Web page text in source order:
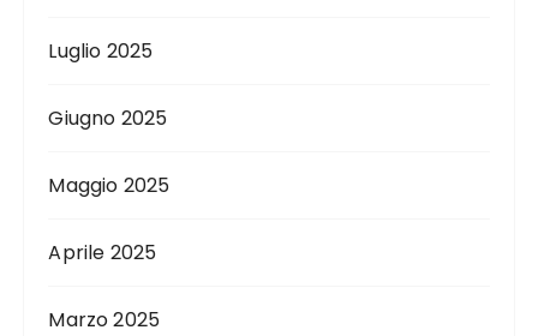
Luglio 2025
Giugno 2025
Maggio 2025
Aprile 2025
Marzo 2025